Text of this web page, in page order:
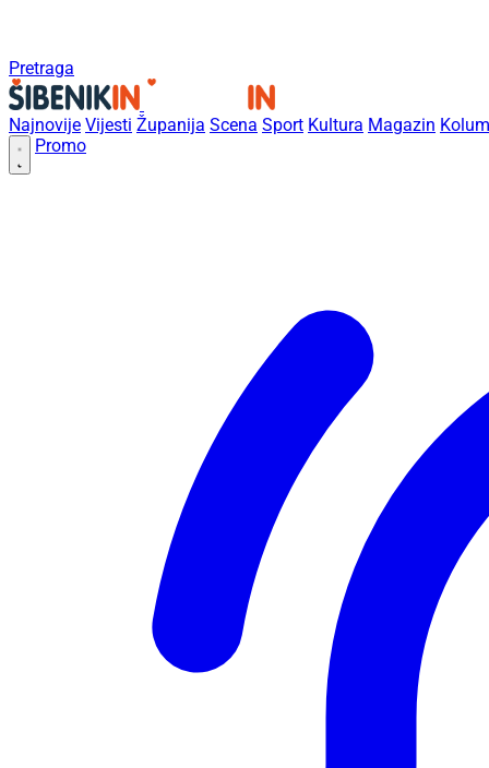
Pretraga
Najnovije Vijesti Županija Scena Sport Kultura Magazin
Promo